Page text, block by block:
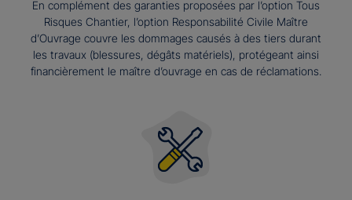
En complément des garanties proposées par l’option Tous
Risques Chantier, l’option Responsabilité Civile Maître
d’Ouvrage couvre les dommages causés à des tiers durant
les travaux (blessures, dégâts matériels), protégeant ainsi
financièrement le maître d’ouvrage en cas de réclamations.